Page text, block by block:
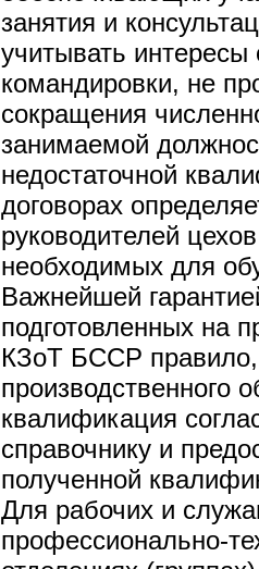
занятия и
учитывать
командировки, не
сокращения
занимаемой
недостаточной
договорах
руководителей
необходимых для
Важнейшей
подготовленных на
КЗоТ БССР правило,
производственного
квалификация
справочнику и
полученной
Для рабочих и
профессионально-